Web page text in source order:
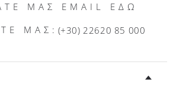
ΜΑΣ EMAIL ΕΔΩ
ΜΑΣ: (+30) 22620 85 000